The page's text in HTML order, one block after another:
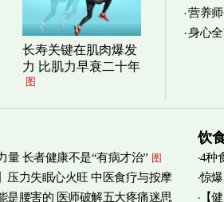
长寿关键在肌肉爆发
力 比肌力早衰二十年
图
营养
实践 图
身心
量 长者健康不是“有病才治” 图
压力失眠心火旺 中医食疗与按摩
是腰害的 医师破解五大疼痛迷思
饮
4种
惊
【